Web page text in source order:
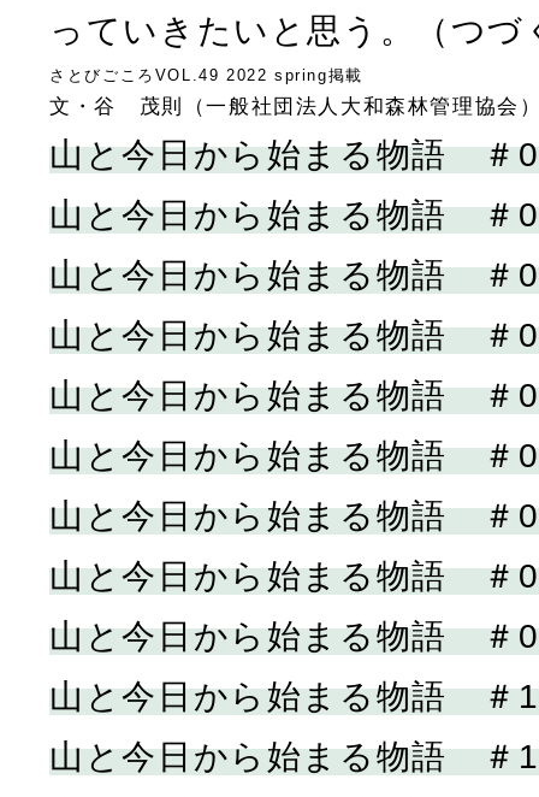
っていきたいと思う。（つづ
さとびごころVOL.49 2022 spring掲載
文・谷 茂則（一般社団法人大和森林管理協会
山と今日から始まる物語 ＃
山と今日から始まる物語 ＃
山と今日から始まる物語 ＃
山と今日から始まる物語 ＃
山と今日から始まる物語 ＃
山と今日から始まる物語 ＃
山と今日から始まる物語 ＃
山と今日から始まる物語 ＃
山と今日から始まる物語 ＃
山と今日から始まる物語 ＃
山と今日から始まる物語 ＃